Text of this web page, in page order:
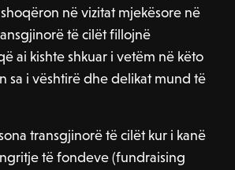
në vizitat mjekësore në
të cilët fillojnë
ai kishte shkuar i vetëm në këto
sa i vështirë dhe delikat mund të
transgjinorë të cilët kur i kanë
të fondeve (fundraising